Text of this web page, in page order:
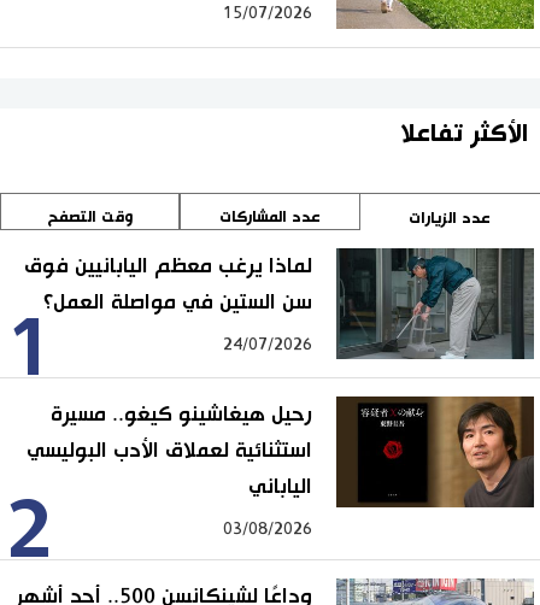
15/07/2026
الأكثر تفاعلا
عدد الزيارات عدد المشاركات وقت التصفح
1
لماذا يرغب معظم اليابانيين فوق
سن الستين في مواصلة العمل؟
24/07/2026
2
رحيل هيغاشينو كيغو.. مسيرة
استثنائية لعملاق الأدب البوليسي
الياباني
03/08/2026
وداعًا لشينكانسن 500.. أحد أشهر